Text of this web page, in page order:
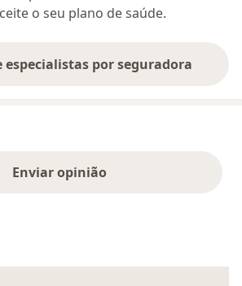
o seu plano de saúde.
especialistas por seguradora
Enviar opinião